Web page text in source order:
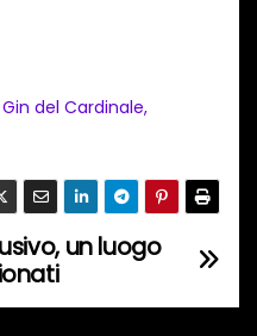
del Cardinale,
un luogo